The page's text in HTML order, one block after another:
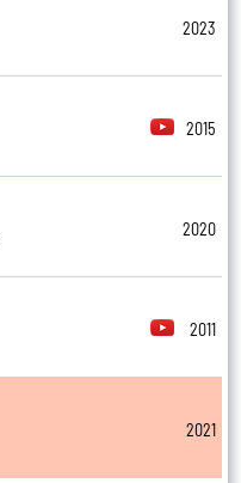
2023
2015
2020
2011
2021